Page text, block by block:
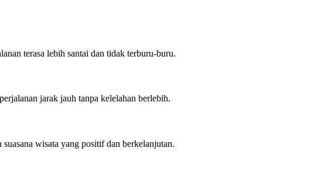
terasa lebih santai dan tidak terburu-buru.
jarak jauh tanpa kelelahan berlebih.
wisata yang positif dan berkelanjutan.